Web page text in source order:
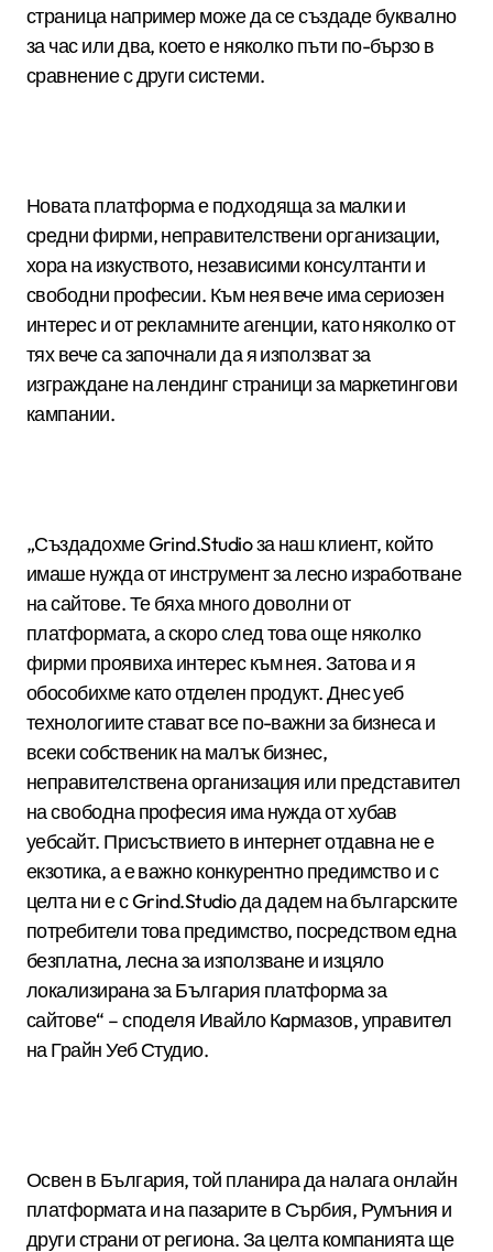
страница например може да се създаде буквално
за час или два, което е няколко пъти по-бързо в
сравнение с други системи.
Новата платформа е подходяща за малки и
средни фирми, неправителствени организации,
хора на изкуството, независими консултанти и
свободни професии. Към нея вече има сериозен
интерес и от рекламните агенции, като няколко от
тях вече са започнали да я използват за
изграждане на лендинг страници за маркетингови
кампании.
„Създадохме Grind.Studio за наш клиент, който
имаше нужда от инструмент за лесно изработване
на сайтове. Те бяха много доволни от
платформата, а скоро след това още няколко
фирми проявиха интерес към нея. Затова и я
обособихме като отделен продукт. Днес уеб
технологиите стават все по-важни за бизнеса и
всеки собственик на малък бизнес,
неправителствена организация или представител
на свободна професия има нужда от хубав
уебсайт. Присъствието в интернет отдавна не е
екзотика, а е важно конкурентно предимство и с
целта ни е с Grind.Studio да дадем на българските
потребители това предимство, посредством една
безплатна, лесна за използване и изцяло
локализирана за България платформа за
сайтове“ – споделя Ивайло Кaрмазов, управител
на Грайн Уеб Студио.
Освен в България, той планира да налага онлайн
платформата и на пазарите в Сърбия, Румъния и
други страни от региона. За целта компанията ще